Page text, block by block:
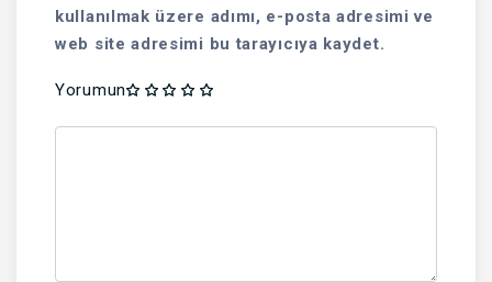
kullanılmak üzere adımı, e-posta adresimi ve
web site adresimi bu tarayıcıya kaydet.
Yorumun